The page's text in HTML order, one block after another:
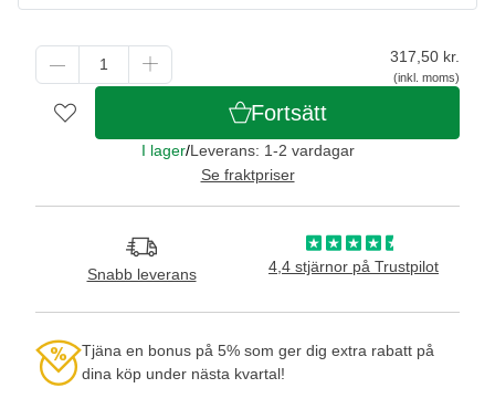
317,50 kr.
(inkl. moms)
Fortsätt
I lager/Leverans: 1-2 vardagar
Se fraktpriser
Snabb leverans 4,4 stjärnor på Trustpilot
Tjäna en bonus på 5% som ger dig extra rabatt på
dina köp under nästa kvartal!